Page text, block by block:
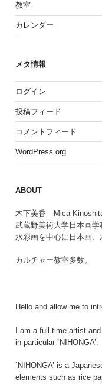
教室
カレンダー
メタ情報
ログイン
投稿フィード
コメントフィード
WordPress.org
ABOUT
木下美香 Mica
武蔵野美術大学日本画学
水彩画を中心に日本画、
カルチャー教室多数。
Hello and allow me to
I am a full-time artist
in particular `NIHONGA’.
`NIHONGA’ is a
elements such as rice